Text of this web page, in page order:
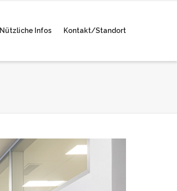
Nützliche Infos Kontakt/Standort